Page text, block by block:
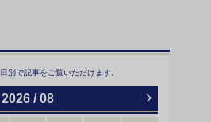
日別で記事をご覧いただけます。
2026 / 08 ›